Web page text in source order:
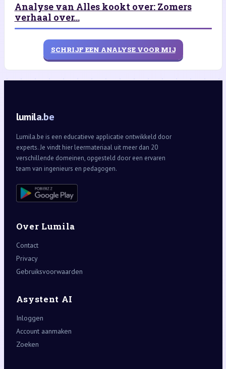
Analyse van Alles kookt over: Zomers
verhaal over...
SCHRIJF EEN ANALYSE VOOR MIJ
lumila.be
Lumila.be is een educatieve applicatie ontwikkeld door
experts. Je vindt hier leermateriaal uit meer dan 20
verschillende domeinen, opgesteld door een ervaren
team van ingenieurs en pedagogen.
Over Lumila
Contact
Privacy
Gebruiksvoorwaarden
Asystent AI
Inloggen
Account aanmaken
Zoeken